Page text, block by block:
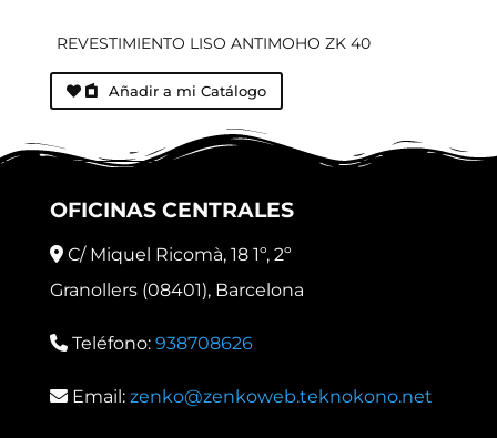
REVESTIMIENTO LISO ANTIMOHO ZK 40
Añadir a mi Catálogo
OFICINAS CENTRALES
C/ Miquel Ricomà, 18 1º, 2º
Granollers (08401), Barcelona
Teléfono: 938708626
Email: zenko@zenkoweb.teknokono.net